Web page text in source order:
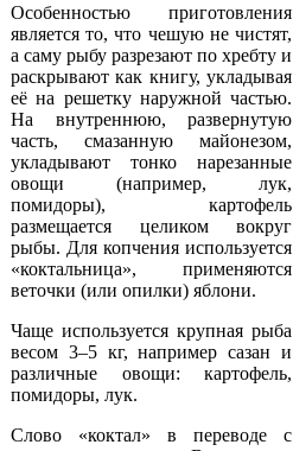
Особенностью приготовления
является то, что чешую не чистят,
а саму рыбу разрезают по хребту и
раскрывают как книгу, укладывая
её на решетку наружной частью.
На внутреннюю, развернутую
часть, смазанную майонезом,
укладывают тонко нарезанные
овощи (например, лук,
помидоры), картофель
размещается целиком вокруг
рыбы. Для копчения используется
«коктальница», применяются
веточки (или опилки) яблони.
Чаще используется крупная рыба
весом 3–5 кг, например сазан и
различные овощи: картофель,
помидоры, лук.
Слово «коктал» в переводе с